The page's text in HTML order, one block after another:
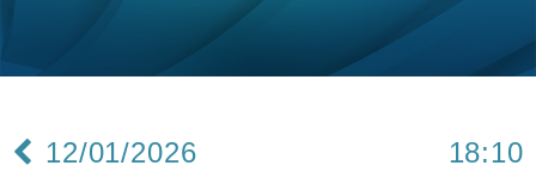
財經｜韓股反覆波動收跌 連挫7周創逾3年最長跌勢
12:44
財經｜日本春季三度入市撐日圓 4月單日斥6.28萬億
12/01/2026 18:10